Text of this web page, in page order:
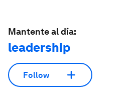
Mantente al día:
leadership
Follow